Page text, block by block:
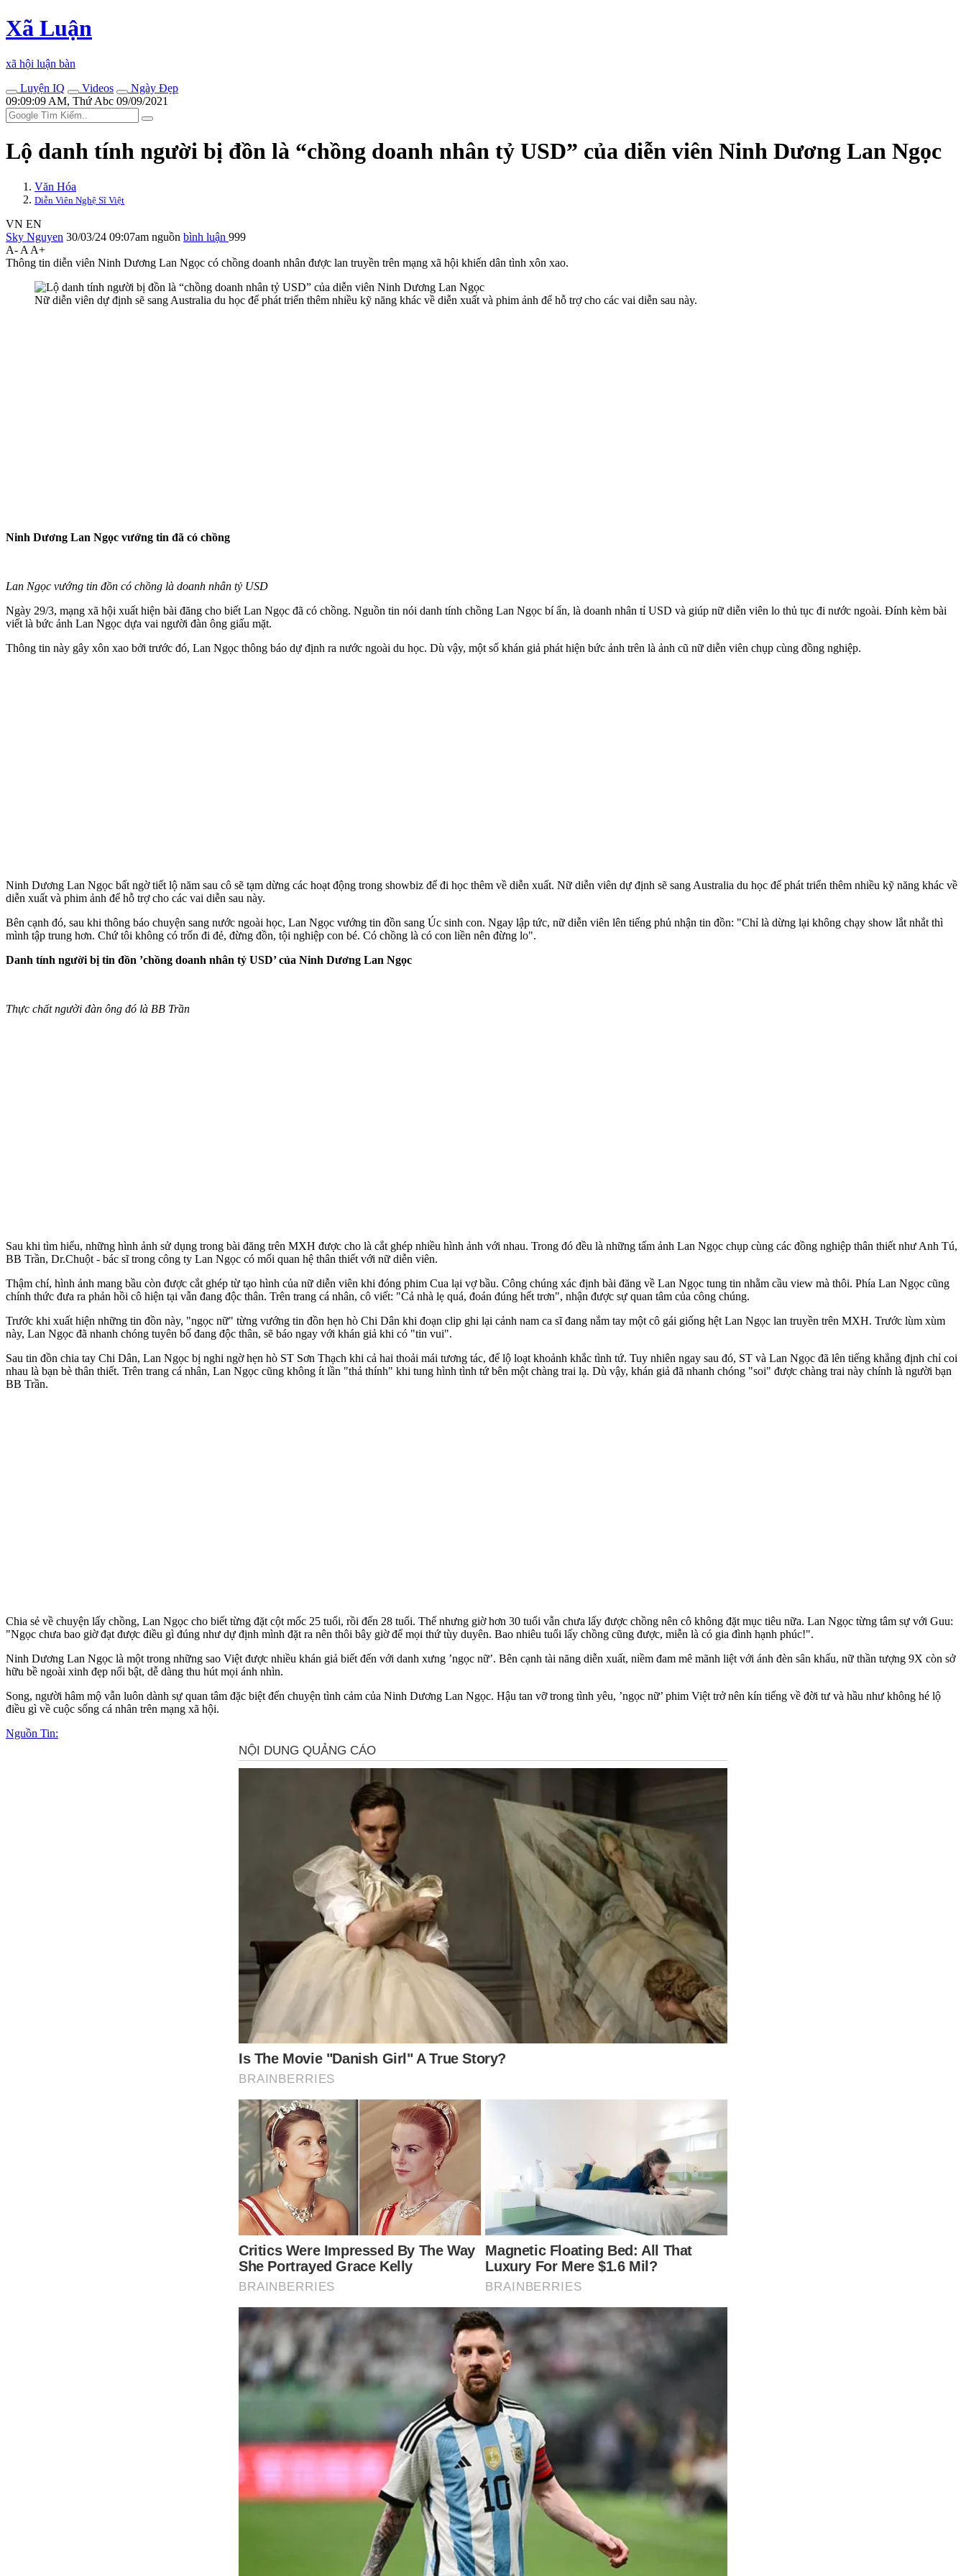
Xã Luận
xã hội luận bàn
Luyện IQ
Videos
Ngày Đẹp
09:09:09 AM, Thứ Abc 09/09/2021
Lộ danh tính người bị đồn là “chồng doanh nhân tỷ USD” của diễn viên Ninh Dương Lan Ngọc
Văn Hóa
Diễn Viên Nghệ Sĩ Việt
VN EN
Sky Nguyen 30/03/24 09:07am nguồn bình luận 999
A- A A+
Thông tin diễn viên Ninh Dương Lan Ngọc có chồng doanh nhân được lan truyền trên mạng xã hội khiến dân tình xôn xao.
Nữ diễn viên dự định sẽ sang Australia du học để phát triển thêm nhiều kỹ năng khác về diễn xuất và phim ảnh để hỗ trợ cho các vai diễn sau này.
Ninh Dương Lan Ngọc vướng tin đã có chồng
Lan Ngọc vướng tin đồn có chồng là doanh nhân tỷ USD
Ngày 29/3, mạng xã hội xuất hiện bài đăng cho biết Lan Ngọc đã có chồng. Nguồn tin nói danh tính chồng Lan Ngọc bí ẩn, là doanh nhân tỉ USD và giúp nữ diễn viên lo thủ tục đi nước ngoài. Đính kèm bài
viết là bức ảnh Lan Ngọc dựa vai người đàn ông giấu mặt.
Thông tin này gây xôn xao bởi trước đó, Lan Ngọc thông báo dự định ra nước ngoài du học. Dù vậy, một số khán giả phát hiện bức ảnh trên là ảnh cũ nữ diễn viên chụp cùng đồng nghiệp.
Ninh Dương Lan Ngọc bất ngờ tiết lộ năm sau cô sẽ tạm dừng các hoạt động trong showbiz để đi học thêm về diễn xuất. Nữ diễn viên dự định sẽ sang Australia du học để phát triển thêm nhiều kỹ năng khác về
diễn xuất và phim ảnh để hỗ trợ cho các vai diễn sau này.
Bên cạnh đó, sau khi thông báo chuyện sang nước ngoài học, Lan Ngọc vướng tin đồn sang Úc sinh con. Ngay lập tức, nữ diễn viên lên tiếng phủ nhận tin đồn: "Chỉ là dừng lại không chạy show lắt nhắt thì
mình tập trung hơn. Chứ tôi không có trốn đi đẻ, đừng đồn, tội nghiệp con bé. Có chồng là có con liền nên đừng lo".
Danh tính người bị tin đồn ’chồng doanh nhân tỷ USD’ của Ninh Dương Lan Ngọc
Thực chất người đàn ông đó là BB Trần
Sau khi tìm hiểu, những hình ảnh sử dụng trong bài đăng trên MXH được cho là cắt ghép nhiều hình ảnh với nhau. Trong đó đều là những tấm ảnh Lan Ngọc chụp cùng các đồng nghiệp thân thiết như Anh Tú,
BB Trần, Dr.Chuột - bác sĩ trong công ty Lan Ngọc có mối quan hệ thân thiết với nữ diễn viên.
Thậm chí, hình ảnh mang bầu còn được cắt ghép từ tạo hình của nữ diễn viên khi đóng phim Cua lại vợ bầu. Công chúng xác định bài đăng về Lan Ngọc tung tin nhằm cầu view mà thôi. Phía Lan Ngọc cũng
chính thức đưa ra phản hồi cô hiện tại vẫn đang độc thân. Trên trang cá nhân, cô viết: "Cả nhà lẹ quá, đoán đúng hết trơn", nhận được sự quan tâm của công chúng.
Trước khi xuất hiện những tin đồn này, "ngọc nữ" từng vướng tin đồn hẹn hò Chi Dân khi đoạn clip ghi lại cảnh nam ca sĩ đang nắm tay một cô gái giống hệt Lan Ngọc lan truyền trên MXH. Trước lùm xùm
này, Lan Ngọc đã nhanh chóng tuyên bố đang độc thân, sẽ báo ngay với khán giả khi có "tin vui".
Sau tin đồn chia tay Chi Dân, Lan Ngọc bị nghi ngờ hẹn hò ST Sơn Thạch khi cả hai thoải mái tương tác, để lộ loạt khoảnh khắc tình tứ. Tuy nhiên ngay sau đó, ST và Lan Ngọc đã lên tiếng khẳng định chỉ coi
nhau là bạn bè thân thiết. Trên trang cá nhân, Lan Ngọc cũng không ít lần "thả thính" khi tung hình tình tứ bên một chàng trai lạ. Dù vậy, khán giả đã nhanh chóng "soi" được chàng trai này chính là người bạn
BB Trần.
Chia sẻ về chuyện lấy chồng, Lan Ngọc cho biết từng đặt cột mốc 25 tuổi, rồi đến 28 tuổi. Thế nhưng giờ hơn 30 tuổi vẫn chưa lấy được chồng nên cô không đặt mục tiêu nữa. Lan Ngọc từng tâm sự với Guu:
"Ngọc chưa bao giờ đạt được điều gì đúng như dự định mình đặt ra nên thôi bây giờ để mọi thứ tùy duyên. Bao nhiêu tuổi lấy chồng cũng được, miễn là có gia đình hạnh phúc!".
Ninh Dương Lan Ngọc là một trong những sao Việt được nhiều khán giả biết đến với danh xưng ’ngọc nữ’. Bên cạnh tài năng diễn xuất, niềm đam mê mãnh liệt với ánh đèn sân khấu, nữ thần tượng 9X còn sở
hữu bề ngoài xinh đẹp nổi bật, dễ dàng thu hút mọi ánh nhìn.
Song, người hâm mộ vẫn luôn dành sự quan tâm đặc biệt đến chu‌yện tìn‌h cảm của Ninh Dương Lan Ngọc. Hậu tan vỡ trong tình yêu, ’ngọc nữ’ phim Việt trở nên kín tiếng về đời tư và hầu như không hé lộ
điều gì về cuộc sống cá nhân trên mạng xã hội.
Nguồn Tin: